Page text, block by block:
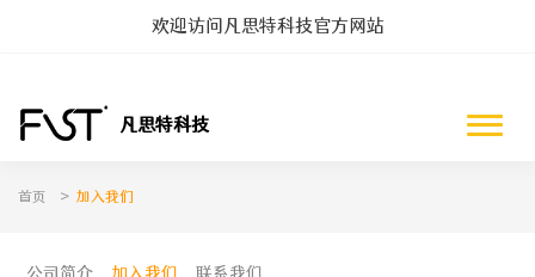
欢迎访问凡思特科技官方网站
凡思特科技
首页 > 加入我们
公司简介 加入我们 联系我们